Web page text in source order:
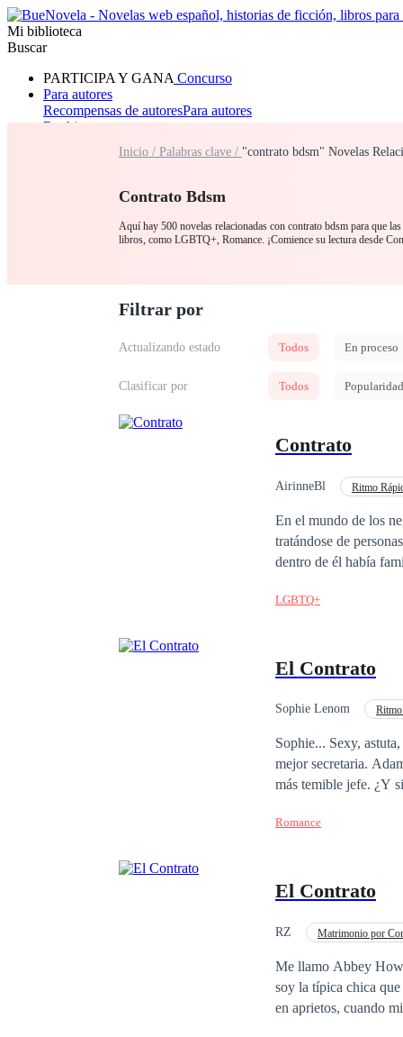
Mi biblioteca
Buscar
PARTICIPA Y GANA Concurso
Para autores
Recompensas de autoresPara autores
Ranking
RomanceHombre loboMafia
Inicio / Palabras clave / "contrato bdsm" Novelas
Contrato Bdsm
Aquí hay 500 novelas relacionadas con contrato bdsm para que
libros, como LGBTQ+, Romance. ¡Comience su lectura desde
Filtrar por
Actualizando estado Todos En proceso
Clasificar por Todos Popularidad
Contrato
AirinneBl Ritmo
En el mundo de los
tratándose de
dentro de él había
proveniente de una
años de edad cuando
empresarios que se
simpatizaron lo
ambos apellidos para
eran muy
ambas empresas se
LGBTQ+
El Contrato
Sophie Lenom
Sophie... Sexy,
mejor secretaria. Adam... Serio, musculoso, estricto, orgulloso, millonario, perfeccionista, guapo, inteligente, el
Romance
El Contrato
RZ Matrimonio por
Me llamo Abbey
soy la típica chica que
en aprietos, cuando